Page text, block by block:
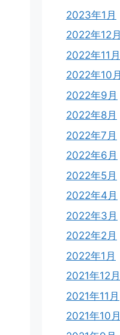
2023年1月
2022年12月
2022年11月
2022年10月
2022年9月
2022年8月
2022年7月
2022年6月
2022年5月
2022年4月
2022年3月
2022年2月
2022年1月
2021年12月
2021年11月
2021年10月